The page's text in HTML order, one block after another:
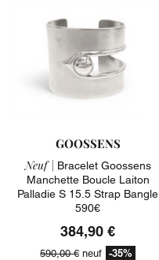
GOOSSENS
Neuf | Bracelet Goossens
Manchette Boucle Laiton
Palladie S 15.5 Strap Bangle
590€
384,90 €
590,00 € neuf -35%